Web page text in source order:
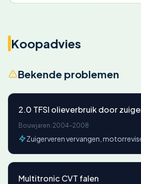
Koopadvies
Bekende problemen
2.0 TFSI olieverbruik door
Bouwjaren: 2004-2008
Zuigerveren vervangen,
Multitronic CVT falen